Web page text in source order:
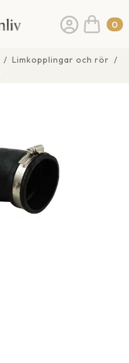
0
Limkopplingar och rör